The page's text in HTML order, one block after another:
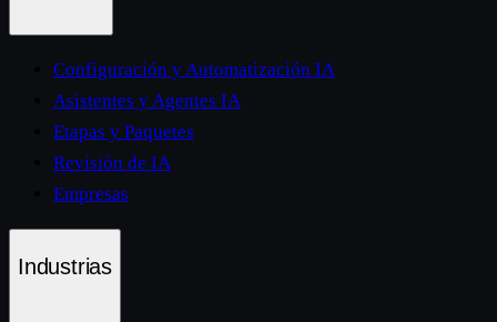
Configuración y Automatización IA
Asistentes y Agentes IA
Etapas y Paquetes
Revisión de IA
Empresas
Industrias